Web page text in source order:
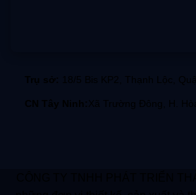
Trụ sở: 18/5 Bis KP2, Thạnh Lộc,
CN Tây Ninh: Xã Trường Đông, H.